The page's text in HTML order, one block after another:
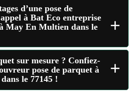
d’une pose de
à Bat Eco entreprise
May En Multien dans le
+
sur mesure ? Confiez-
pose de parquet à
le 77145 !
+